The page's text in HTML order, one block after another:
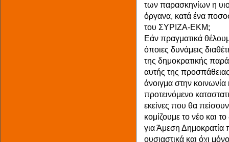
των παρασκηνίων η
όργανα, κατά ένα
του ΣΥΡΙΖΑ-ΕΚΜ;
Εάν πραγματικά
όποιες δυνάμεις
της δημοκρατικής
αυτής της
άνοιγμα στην
προτεινόμενο
εκείνες που θα
κομίζουμε το νέο και
για Άμεση Δημοκρατία
ουσιαστικά και όχι